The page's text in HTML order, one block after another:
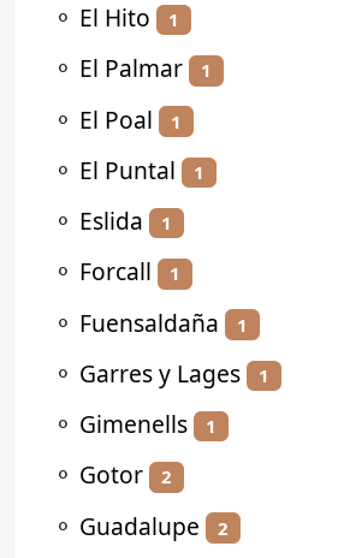
⚬ El Hito 1
⚬ El Palmar 1
⚬ El Poal 1
⚬ El Puntal 1
⚬ Eslida 1
⚬ Forcall 1
⚬ Fuensaldaña 1
⚬ Garres y Lages 1
⚬ Gimenells 1
⚬ Gotor 2
⚬ Guadalupe 2